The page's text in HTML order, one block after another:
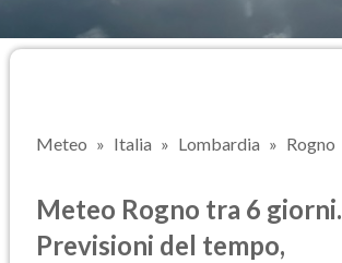
Meteo Italia Lombardia Rogno
Meteo Rogno tra 6 giorni.
Previsioni del tempo,